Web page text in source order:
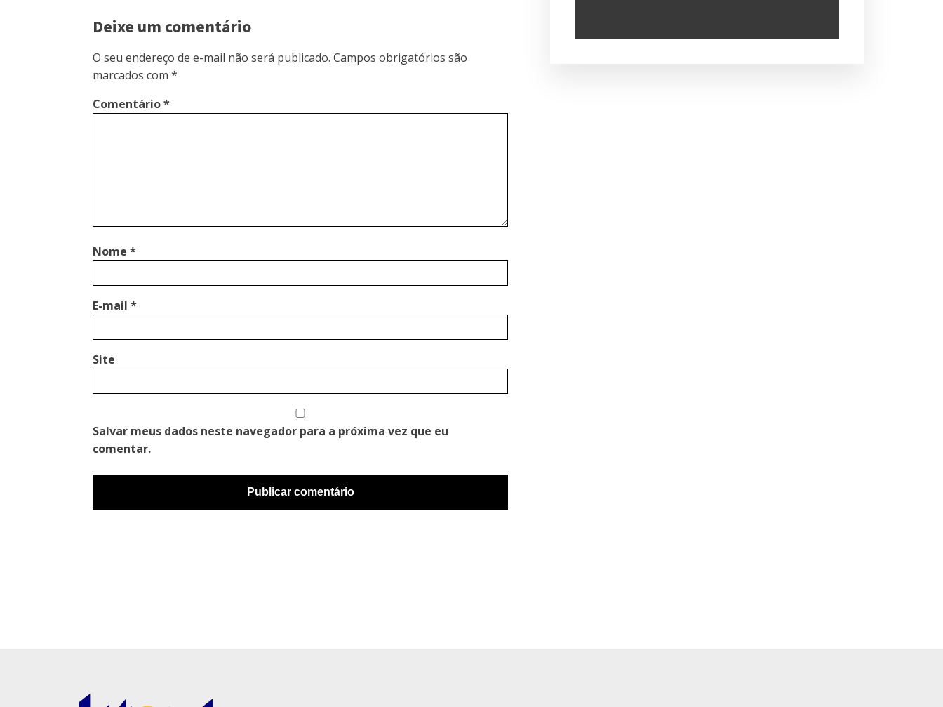
Deixe um comentário
O seu endereço de e-mail não será publicado. Campos obrigatórios são
marcados com *
Comentário*
Nome *
E-mail *
Site
Salvar meus dados neste navegador para a próxima vez que eu
comentar.